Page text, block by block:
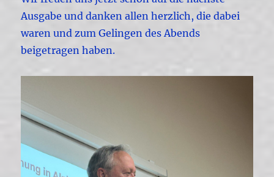
Ausgabe und danken allen herzlich, die dabei
waren und zum Gelingen des Abends
beigetragen haben.